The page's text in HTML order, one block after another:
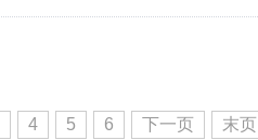
4 5 6 下一页 末页